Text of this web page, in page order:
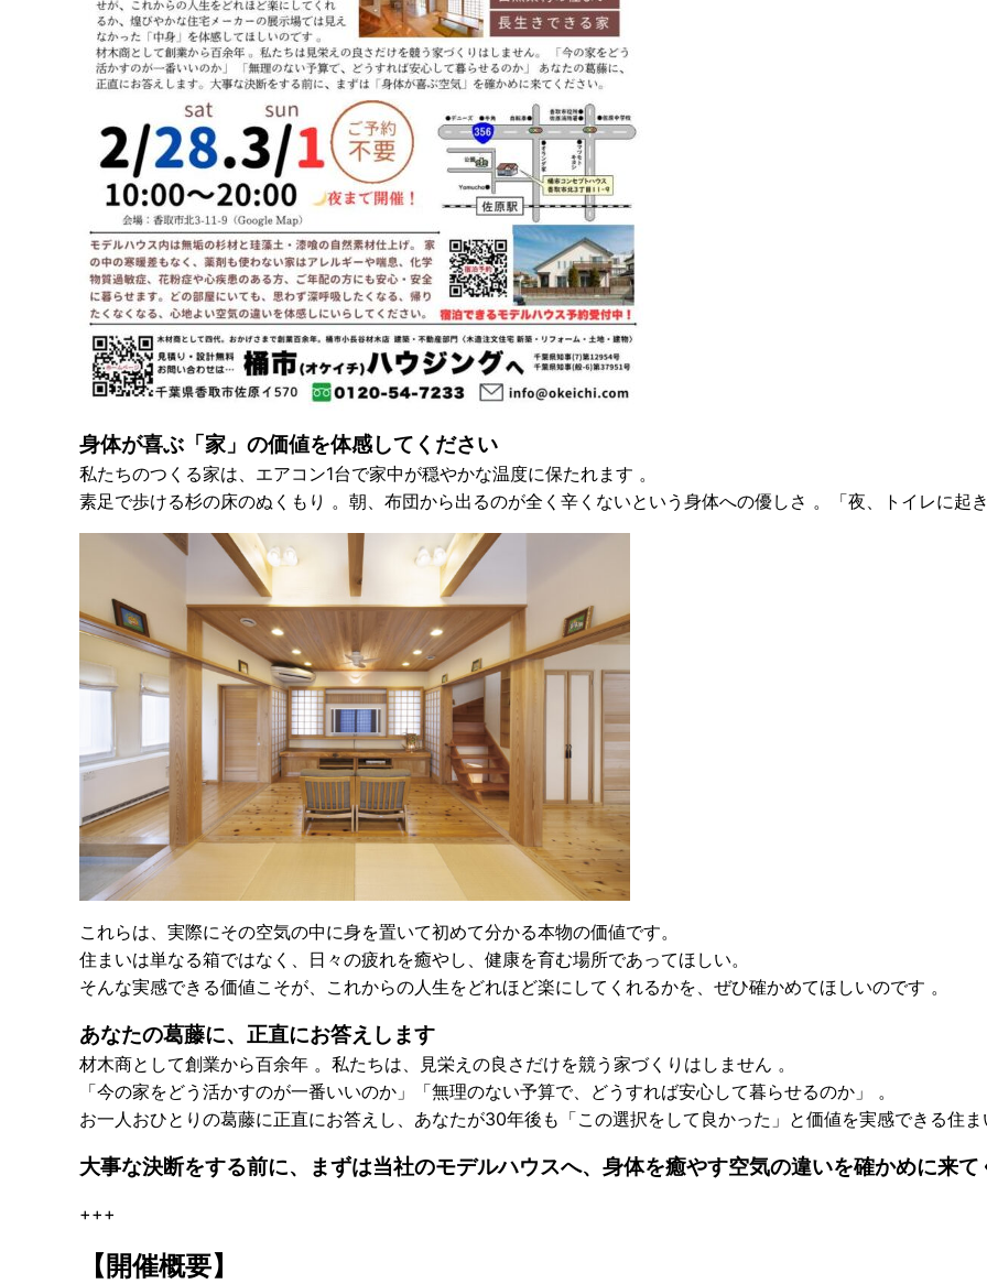
身体が喜ぶ「家」の価値を体感してください
私たちのつくる家は、エアコン1台で家中が穏やかな温度に保たれます 。
素足で歩ける杉の床のぬくもり 。 朝、布団から出るのが全く辛くないという 身体への優しさ 。 「夜、トイレに起
これらは、実際にその空気の中に身を置いて初めて分かる本物の価値です。
住まいは単なる箱ではなく、日々の疲れを癒やし、健康を育む場所であってほしい。
そんな実感できる価値こそが、これからの人生をどれほど楽にしてくれるかを、ぜひ確かめてほしいのです 。
あなたの葛藤に、正直にお答えします
材木商として創業から百余年 。私たちは、見栄えの良さだけを競う家づくりはしません 。
「今の家をどう活かすのが一番いいのか」「無理のない予算で、どうすれば安心して暮らせるのか」 。
お一人おひとりの葛藤に正直にお答えし、あなたが30年後も「この選択をして良かった」と価値を実感できる住
大事な決断をする前に、まずは当社のモデルハウスへ、身体を癒やす空気の違いを確かめに来て
+++
【開催概要】